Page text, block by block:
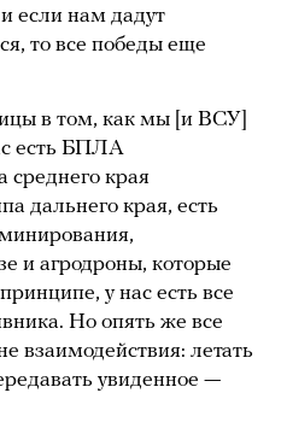
если нам дадут
то все победы еще
в том, как мы [и ВСУ]
есть БПЛА
среднего края
дальнего края, есть
и агродроны, которые
у нас есть все
Но опять же все
взаимодействия: летать
увиденное —